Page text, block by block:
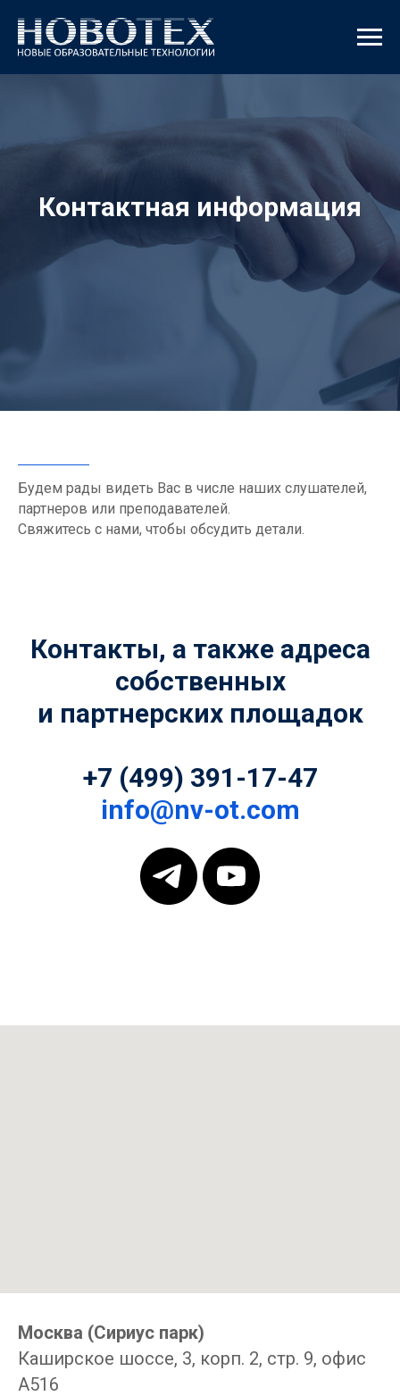
Контактная информация
Будем рады видеть Вас в числе наших слушателей,
партнеров или преподавателей.
Свяжитесь с нами, чтобы обсудить детали.
Контакты, а также адреса
собственных
и партнерских площадок
+7 (499) 391-17-47
info@nv-ot.com
Москва (Сириус парк)
Каширское шоссе, 3, корп. 2, стр. 9, офис
А516